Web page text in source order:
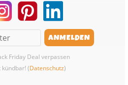
Friday Deal verpassen
kündbar! (Datenschutz)